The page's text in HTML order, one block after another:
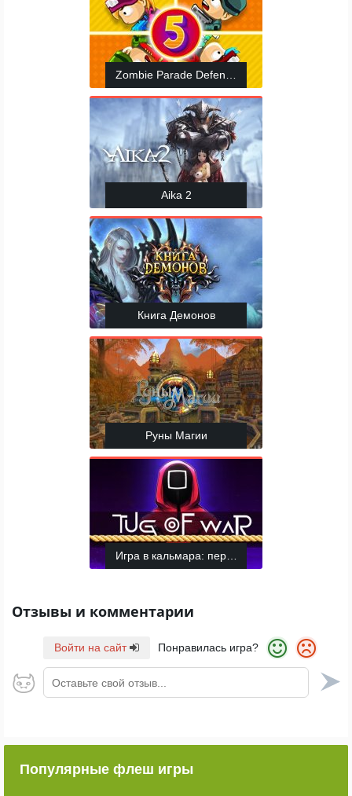
Zombie Parade Defense 5
Aika 2
Книга Демонов
Руны Магии
Игра в кальмара: перетягивание каната
Отзывы и комментарии
Войти на сайт Понравилась игра?
Оставьте свой отзыв...
Популярные флеш игры